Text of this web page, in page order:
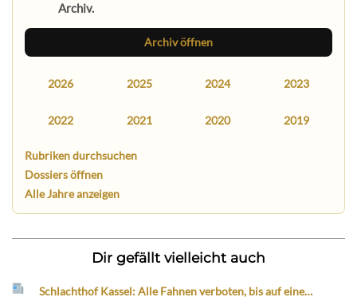
Archiv.
Archiv öffnen
2026 2025 2024 2023
2022 2021 2020 2019
Rubriken durchsuchen
Dossiers öffnen
Alle Jahre anzeigen
Dir gefällt vielleicht auch
Schlachthof Kassel: Alle Fahnen verboten, bis auf eine…